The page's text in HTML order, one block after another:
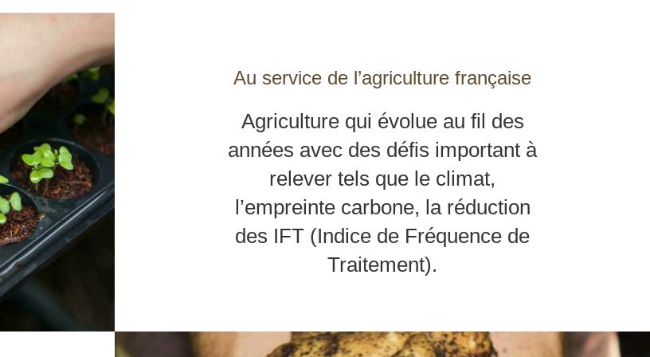
Au service de l’agriculture française
Agriculture qui évolue au fil des
années avec des défis important à
relever tels que le climat,
l’empreinte carbone, la réduction
des IFT (Indice de Fréquence de
Traitement).